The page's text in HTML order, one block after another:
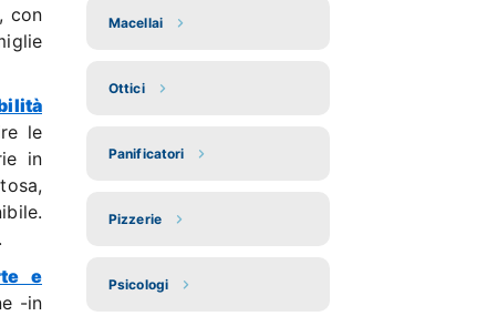
con
le
in
e
-in
Macellai
Ottici
Panificatori
Pizzerie
Psicologi